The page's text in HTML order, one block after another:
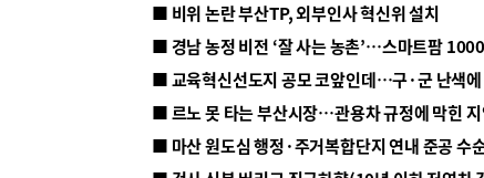
■ 비위 논란 부산TP, 외부인사 혁신위 설치
■ 르노 못 타는 부산시장…관용차 규정에 막힌
■ 마산 원도심 행정·주거복합단지 연내 준공 수